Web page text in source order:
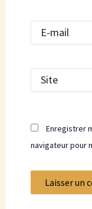
mail
Enregistrer
navigateur pour